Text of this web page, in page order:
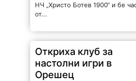
НЧ „Христо Ботев 1900“ и бе
от...
Откриха клуб за
настолни игри в
Орешец